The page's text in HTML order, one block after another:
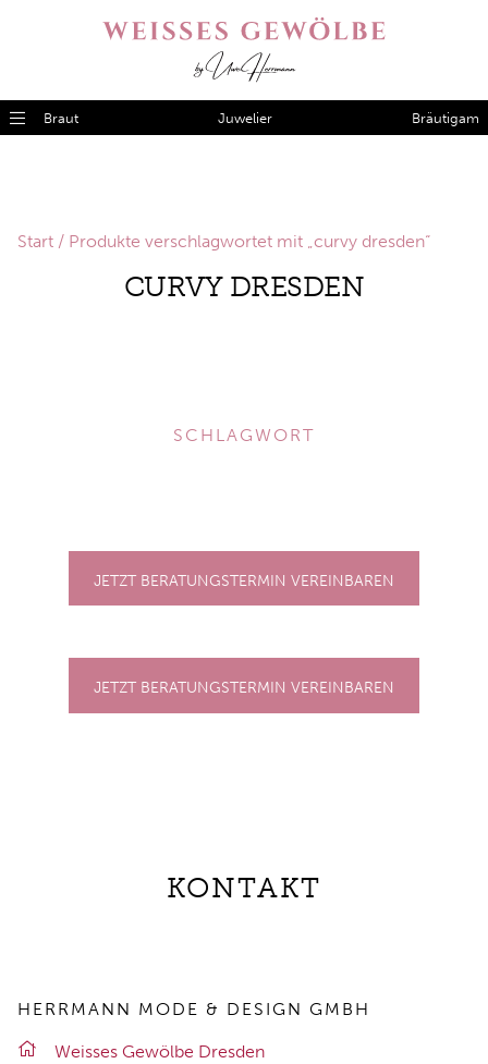
Braut Juwelier Bräutigam
Start / Produkte verschlagwortet mit „curvy dresden“
CURVY DRESDEN
SCHLAGWORT
JETZT BERATUNGSTERMIN VEREINBAREN
JETZT BERATUNGSTERMIN VEREINBAREN
KONTAKT
HERRMANN MODE & DESIGN GMBH
Weis­ses Ge­wöl­be Dres­den